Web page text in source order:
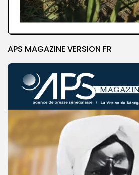
APS MAGAZINE VERSION FR